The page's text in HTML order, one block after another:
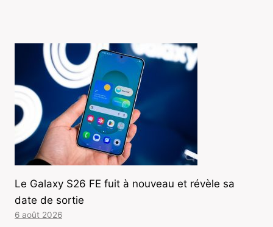
Le Galaxy S26 FE fuit à nouveau et révèle sa
date de sortie
6 août 2026